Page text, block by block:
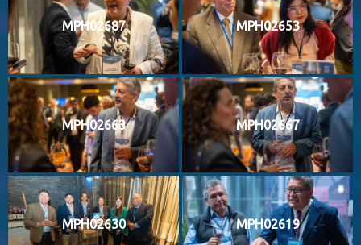
MPH02687 MPH02653
MPH02663 MPH02667
MPH02630 MPH02619